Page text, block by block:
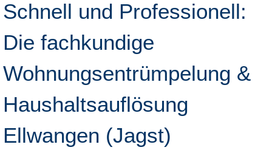
Schnell und Professionell:
Die fachkundige
Wohnungsentrümpelung &
Haushaltsauflösung
Ellwangen (Jagst)